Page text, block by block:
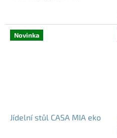
dýhy. Díky...
Novinka
Jídelní stůl CASA MIA eko